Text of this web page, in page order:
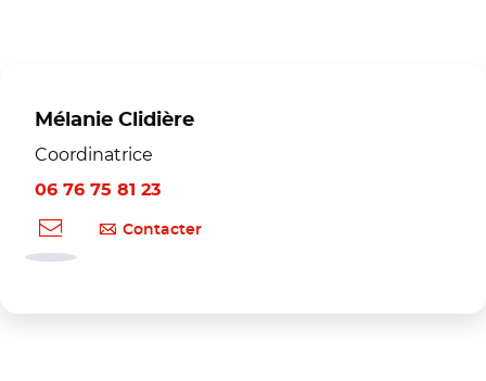
Mélanie Clidière
Coordinatrice
06 76 75 81 23
Contacter